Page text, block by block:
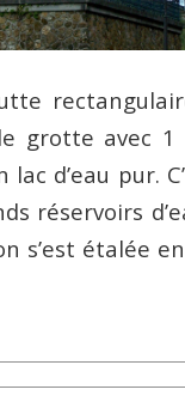
grotte avec 1
lac d’eau pur.
réservoirs
s’est étalée